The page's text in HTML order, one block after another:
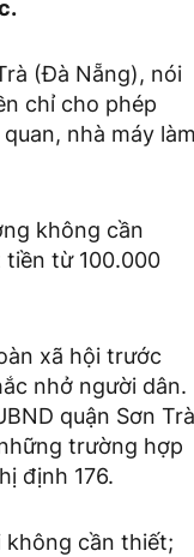
(Đà Nẵng), nói
chỉ cho phép
nhà máy làm
không cần
tiền từ 100.000
xã hội trước
nhở người dân.
quận Sơn Trà
trường hợp
định 176.
không cần thiết;